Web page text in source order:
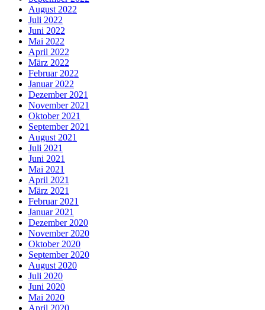
August 2022
Juli 2022
Juni 2022
Mai 2022
April 2022
März 2022
Februar 2022
Januar 2022
Dezember 2021
November 2021
Oktober 2021
September 2021
August 2021
Juli 2021
Juni 2021
Mai 2021
April 2021
März 2021
Februar 2021
Januar 2021
Dezember 2020
November 2020
Oktober 2020
September 2020
August 2020
Juli 2020
Juni 2020
Mai 2020